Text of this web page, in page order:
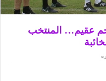
عقيم… المنتخب